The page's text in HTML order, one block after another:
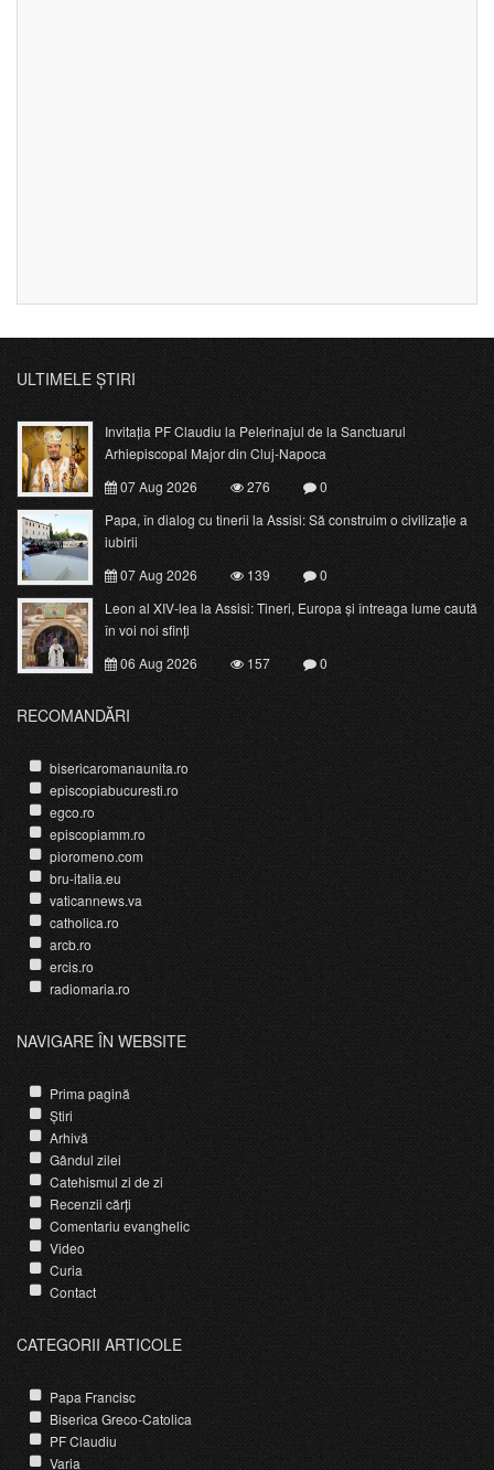
ULTIMELE ȘTIRI
Invitația PF Claudiu la Pelerinajul de la Sanctuarul
Arhiepiscopal Major din Cluj-Napoca
07 Aug 2026
276
0
Papa, în dialog cu tinerii la Assisi: Să construim o civilizație a
iubirii
07 Aug 2026
139
0
Leon al XIV-lea la Assisi: Tineri, Europa și întreaga lume caută
în voi noi sfinți
06 Aug 2026
157 0
RECOMANDĂRI
bisericaromanaunita.ro
episcopiabucuresti.ro
egco.ro
episcopiamm.ro
pioromeno.com
bru-italia.eu
vaticannews.va
catholica.ro
arcb.ro
ercis.ro
radiomaria.ro
NAVIGARE ÎN WEBSITE
Prima pagină
Știri
Arhivă
Gândul zilei
Catehismul zi de zi
Recenzii cărți
Comentariu evanghelic
Video
Curia
Contact
CATEGORII ARTICOLE
Papa Francisc
Biserica Greco-Catolica
PF Claudiu
Varia